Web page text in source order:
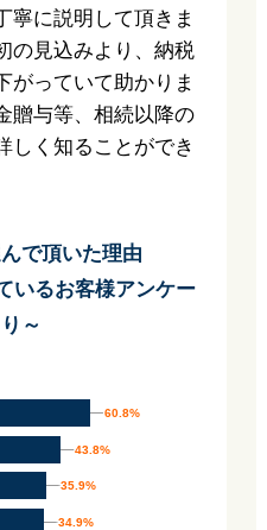
寧に説明して頂きま
の見込みより、納税
がっていて助かりま
贈与等、相続以降の
しく知ることができ
で頂いた理由
いるお客様アンケー
～
60.8%
60.8%
43.8%
43.8%
35.9%
35.9%
34.9%
34.9%